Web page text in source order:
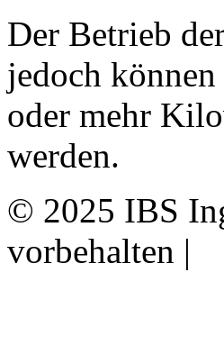
Der Betrieb
jedoch
oder mehr
werden.
© 2025 IBS
vorbehalten |